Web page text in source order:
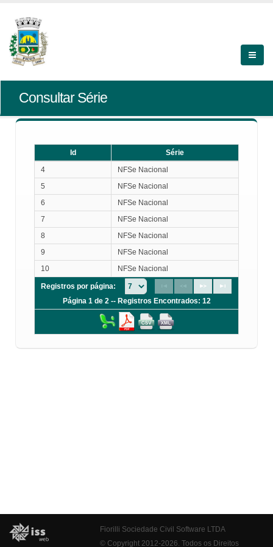
Consultar Série
Id
Série
Série
4
NFSe Nacional
5
NFSe Nacional
6
NFSe Nacional
7
NFSe Nacional
8
NFSe Nacional
9
NFSe Nacional
10
NFSe Nacional
Registros por página:
Página 1 de 2 -- Registros Encontrados: 12
Fiorilli Sociedade Civil Software LTDA
© Copyright 2012-2026. Todos os Direitos